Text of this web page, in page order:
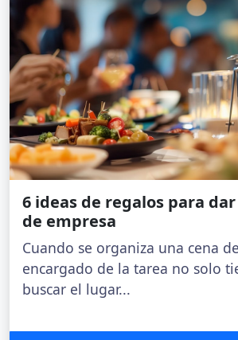
6 ideas de regalos para
de empresa
Cuando se organiza una cena
encargado de la tarea no solo
buscar el lugar...